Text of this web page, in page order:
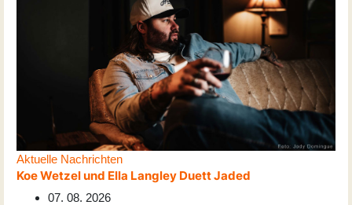
Aktuelle Nachrichten
Koe Wetzel und Ella Langley Duett Jaded
07. 08. 2026